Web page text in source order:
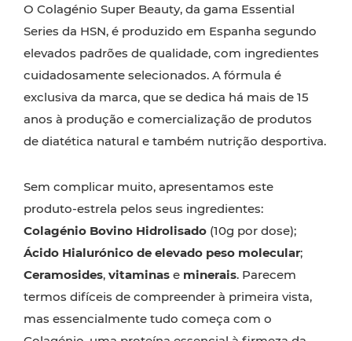
O Colagénio Super Beauty, da gama Essential
Series da HSN, é produzido em Espanha segundo
elevados padrões de qualidade, com ingredientes
cuidadosamente selecionados. A fórmula é
exclusiva da marca, que se dedica há mais de 15
anos à produção e comercialização de produtos
de diatética natural e também nutrição desportiva.
Sem complicar muito, apresentamos este
produto-estrela pelos seus ingredientes:
Colagénio Bovino Hidrolisado (10g por dose);
Ácido Hialurónico de elevado peso molecular;
Ceramosides, vitaminas e minerais. Parecem
termos difíceis de compreender à primeira vista,
mas essencialmente tudo começa com o